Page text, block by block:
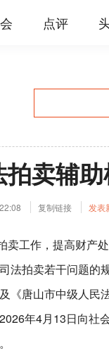
点评
卖辅
复制链接 发表
工作，提高财产
法拍卖若干问题
《唐山市中级人民
年4月13日向社